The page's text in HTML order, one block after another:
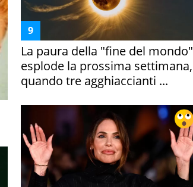
La paura della "fine del mondo"
esplode la prossima settimana,
quando tre agghiaccianti ...